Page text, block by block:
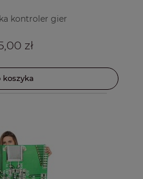
kontroler gier
zł
koszyka